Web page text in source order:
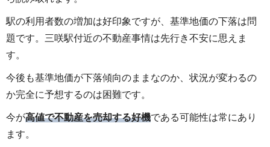
駅の利用者数の増加は好印象ですが、基準地価の下落は問
題です。三咲駅付近の不動産事情は先行き不安に思えま
す。
今後も基準地価が下落傾向のままなのか、状況が変わるの
か完全に予想するのは困難です。
今が高値で不動産を売却する好機である可能性は常にあり
ます。